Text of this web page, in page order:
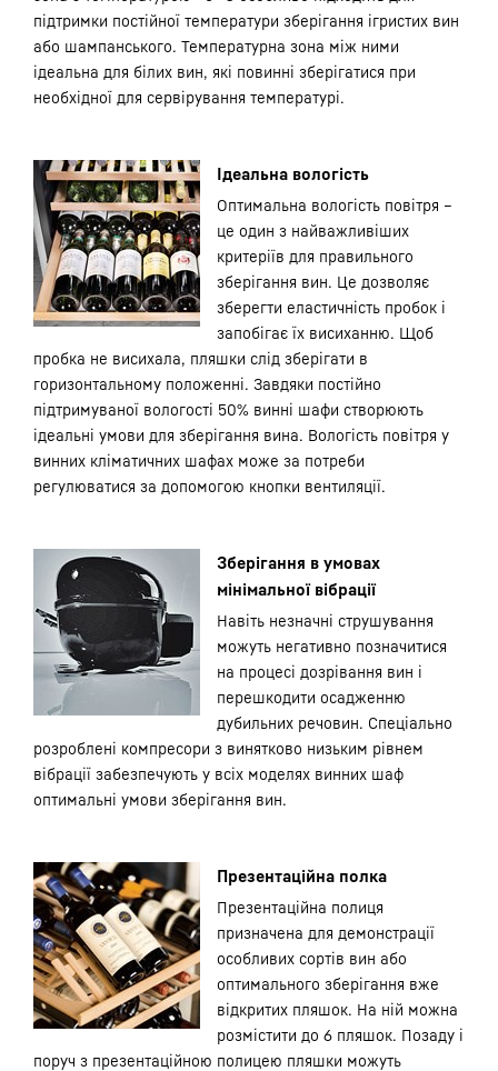
підтримки постійної температури зберігання ігристих вин
або шампанського. Температурна зона між ними
ідеальна для білих вин, які повинні зберігатися при
необхідної для сервірування температурі.
Ідеальна вологість
Оптимальна вологість повітря –
це один з найважливіших
критеріїв для правильного
зберігання вин. Це дозволяє
зберегти еластичність пробок і
запобігає їх висиханню. Щоб
пробка не висихала, пляшки слід зберігати в
горизонтальному положенні. Завдяки постійно
підтримуваної вологості 50% винні шафи створюють
ідеальні умови для зберігання вина. Вологість повітря у
винних кліматичних шафах може за потреби
регулюватися за допомогою кнопки вентиляції.
Зберігання в умовах
мінімальної вібрації
Навіть незначні струшування
можуть негативно позначитися
на процесі дозрівання вин і
перешкодити осадженню
дубильних речовин. Спеціально
розроблені компресори з винятково низьким рівнем
вібрації забезпечують у всіх моделях винних шаф
оптимальні умови зберігання вин.
Презентаційна полка
Презентаційна полиця
призначена для демонстрації
особливих сортів вин або
оптимального зберігання вже
відкритих пляшок. На ній можна
розмістити до 6 пляшок. Позаду і
поруч з презентаційною полицею пляшки можуть